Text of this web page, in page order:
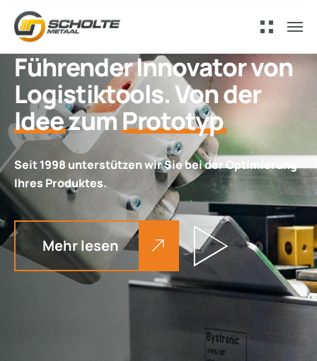
Führender Innovator von
Logistiktools. Von der
IdeezumPrototyp
Seit 1998 unterstützen wir Sie bei der Optimierung
Ihres Produktes.
Mehr lesen